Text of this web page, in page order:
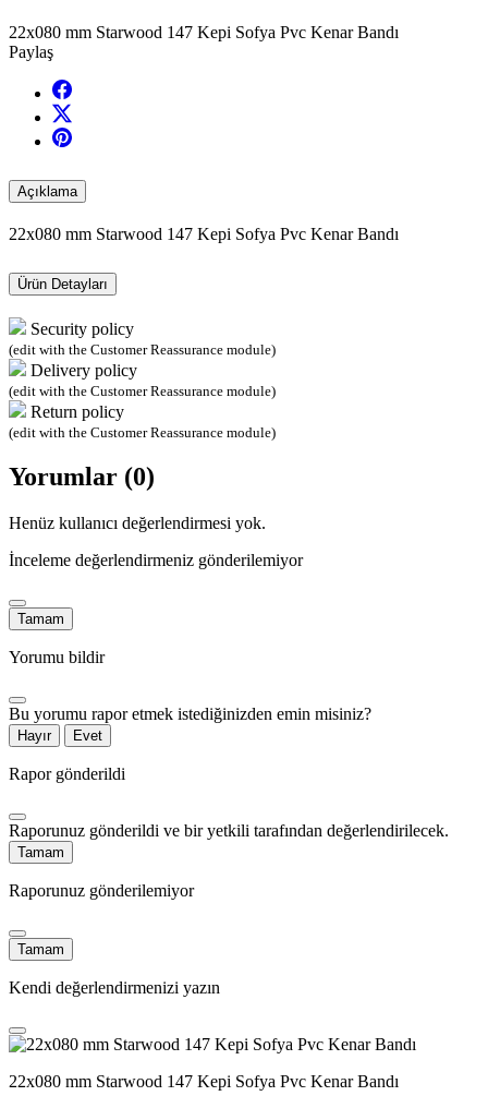
22x080 mm Starwood 147 Kepi Sofya Pvc Kenar Bandı
Paylaş
Açıklama
22x080 mm Starwood 147 Kepi Sofya Pvc Kenar Bandı
Ürün Detayları
Security policy
(edit with the Customer Reassurance module)
Delivery policy
(edit with the Customer Reassurance module)
Return policy
(edit with the Customer Reassurance module)
Yorumlar (0)
Henüz kullanıcı değerlendirmesi yok.
İnceleme değerlendirmeniz gönderilemiyor
Tamam
Yorumu bildir
Bu yorumu rapor etmek istediğinizden emin misiniz?
Hayır Evet
Rapor gönderildi
Raporunuz gönderildi ve bir yetkili tarafından değerlendirilecek.
Tamam
Raporunuz gönderilemiyor
Tamam
Kendi değerlendirmenizi yazın
22x080 mm Starwood 147 Kepi Sofya Pvc Kenar Bandı